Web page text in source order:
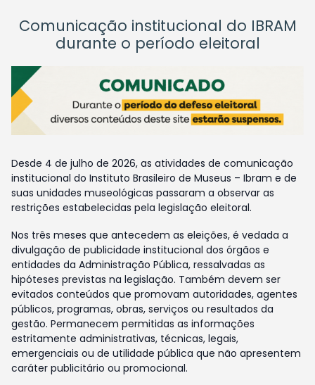
Comunicação institucional do IBRAM
durante o período eleitoral
Desde 4 de julho de 2026, as atividades de comunicação
institucional do Instituto Brasileiro de Museus – Ibram e de
suas unidades museológicas passaram a observar as
restrições estabelecidas pela legislação eleitoral.
Nos três meses que antecedem as eleições, é vedada a
divulgação de publicidade institucional dos órgãos e
entidades da Administração Pública, ressalvadas as
hipóteses previstas na legislação. Também devem ser
evitados conteúdos que promovam autoridades, agentes
públicos, programas, obras, serviços ou resultados da
gestão. Permanecem permitidas as informações
estritamente administrativas, técnicas, legais,
emergenciais ou de utilidade pública que não apresentem
caráter publicitário ou promocional.